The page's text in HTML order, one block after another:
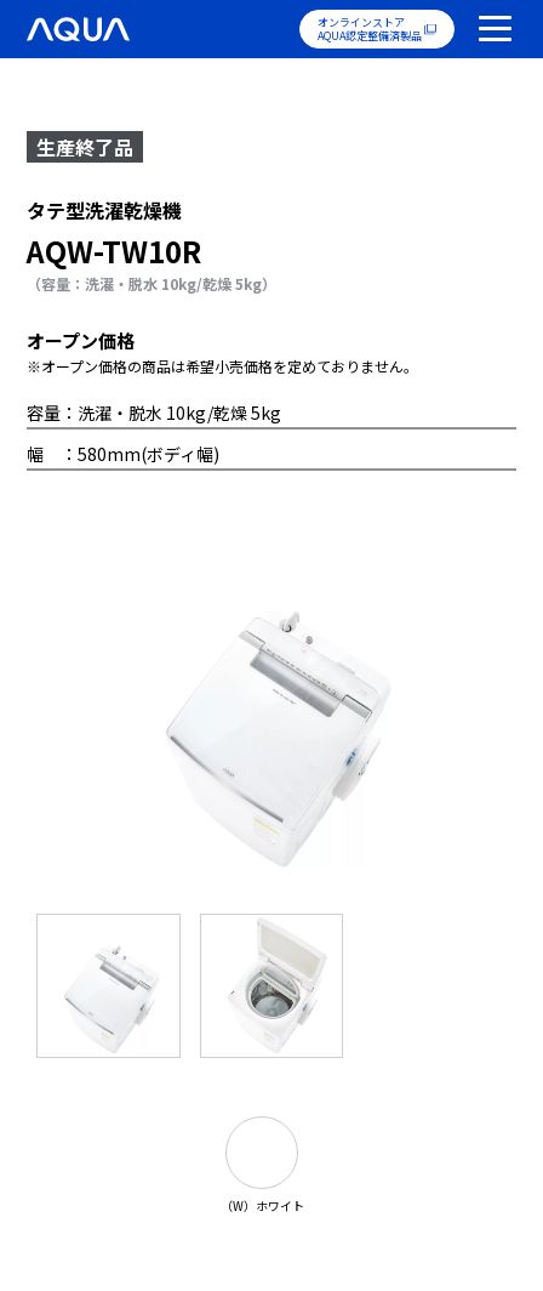
オンラインストア
AQUA認定整備済製品
生産終了品
タテ型洗濯乾燥機
AQW-TW10R
（容量：洗濯・脱水 10kg/乾燥 5kg）
オープン価格
※オープン価格の商品は希望小売価格を定めておりません。
容量：洗濯・脱水 10kg/乾燥 5kg
幅 ：580mm(ボディ幅)
（W）ホワイト